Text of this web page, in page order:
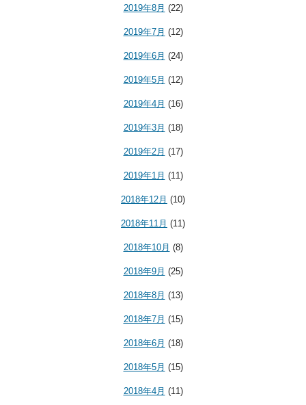
2019年8月 (22)
2019年7月 (12)
2019年6月 (24)
2019年5月 (12)
2019年4月 (16)
2019年3月 (18)
2019年2月 (17)
2019年1月 (11)
2018年12月 (10)
2018年11月 (11)
2018年10月 (8)
2018年9月 (25)
2018年8月 (13)
2018年7月 (15)
2018年6月 (18)
2018年5月 (15)
2018年4月 (11)